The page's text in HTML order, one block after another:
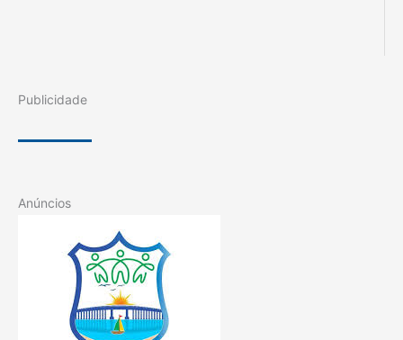
Publicidade
Anúncios